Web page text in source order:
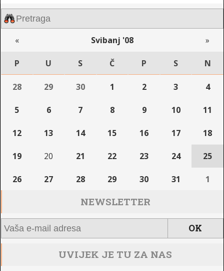
« Svibanj '08 »
P U S Č P S N
28 29 30 1 2 3 4
5 6 7 8 9 10 11
12 13 14 15 16 17 18
19 20 21 22 23 24 25
26 27 28 29 30 31 1
NEWSLETTER
UVIJEK JE TU ZA NAS